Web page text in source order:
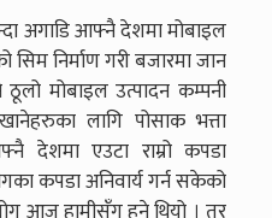
अगाडि आफ्नै देशमा मोबाइल
निर्माण गरी बजारमा जान
मोबाइल उत्पादन कम्पनी
लागि पोसाक भत्ता
देशमा एउटा राम्रो कपडा
कपडा अनिवार्य गर्न सकेको